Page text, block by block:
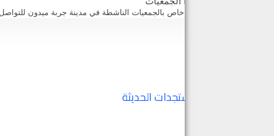
فضاء خاص بالجمعيات الناشطة في مدينة جربة ميدون
المستجدات الحديثة